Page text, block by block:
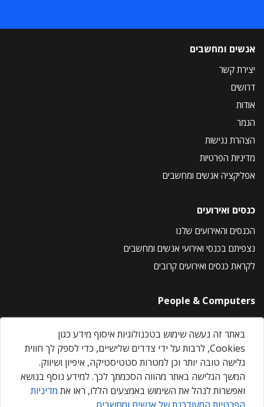
אנשים ומחשבים
יצירת קשר
דרושים
אודות
הנמר
הצהרת נגישות
מדיניות הפרטיות
אפליקציה אנשים ומחשבים
כנסים ואירועים
הכנסים והאירועים שלנו
נצפיתם בכנסי ואירועי אנשים ומחשבים
לקראת כנסים ואירועים קרובים
People & Computers
About Us
Privacy Policy
Contact Us
Our Events
באתר זה נעשה שימוש בטכנולוגיות איסוף מידע כגון
Cookies, לרבות על ידי צדדים שלישיים, כדי לספק לך חווית
גלישה טובה יותר וכן למטרות סטטיסטיקה, איפיון ושיווק.
המשך הגלישה באתר מהווה הסכמתך לכך. למידע נוסף בנושא
ואפשרות לנהל את השימוש באמצעים הללו, ראו את מדיניות